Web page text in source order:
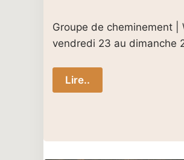
Groupe de cheminement |
vendredi 23 au dimanche
Lire..